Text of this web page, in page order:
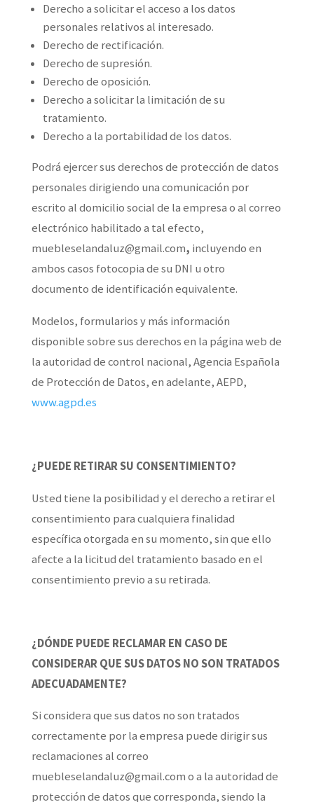
Derecho a solicitar el acceso a los datos
personales relativos al interesado.
Derecho de rectificación.
Derecho de supresión.
Derecho de oposición.
Derecho a solicitar la limitación de su
tratamiento.
Derecho a la portabilidad de los datos.
Podrá ejercer sus derechos de protección de datos
personales dirigiendo una comunicación por
escrito al domicilio social de la empresa o al correo
electrónico habilitado a tal efecto,
muebleselandaluz@gmail.com, incluyendo en
ambos casos fotocopia de su DNI u otro
documento de identificación equivalente.
Modelos, formularios y más información
disponible sobre sus derechos en la página web de
la autoridad de control nacional, Agencia Española
de Protección de Datos, en adelante, AEPD,
www.agpd.es
¿PUEDE RETIRAR SU CONSENTIMIENTO?
Usted tiene la posibilidad y el derecho a retirar el
consentimiento para cualquiera finalidad
específica otorgada en su momento, sin que ello
afecte a la licitud del tratamiento basado en el
consentimiento previo a su retirada.
¿DÓNDE PUEDE RECLAMAR EN CASO DE
CONSIDERAR QUE SUS DATOS NO SON TRATADOS
ADECUADAMENTE?
Si considera que sus datos no son tratados
correctamente por la empresa puede dirigir sus
reclamaciones al correo
muebleselandaluz@gmail.como a la autoridad de
protección de datos que corresponda, siendo la